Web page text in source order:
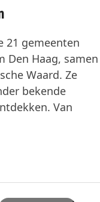
21 gemeenten
Den Haag, samen
Waard. Ze
bekende
Van